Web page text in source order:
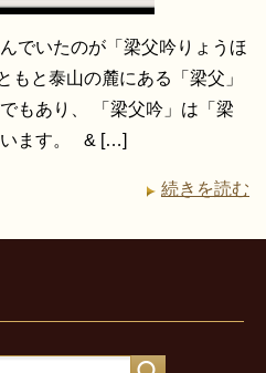
でいたのが「梁父吟りょうほ
と泰山の麓にある「梁父」
もあり、 「梁父吟」は「梁
います。 & […]
続きを読む